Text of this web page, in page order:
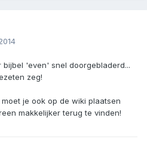
'even' snel doorgebladerd...
zeg!
je ook op de wiki plaatsen
makkelijker terug te vinden!